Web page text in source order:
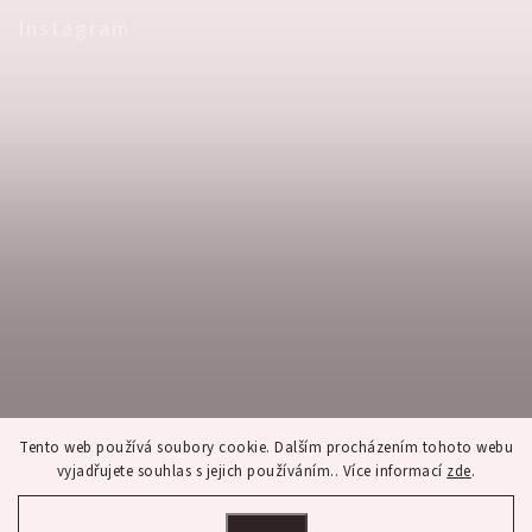
Tento web používá soubory cookie. Dalším procházením tohoto webu
vyjadřujete souhlas s jejich používáním.. Více informací zde.